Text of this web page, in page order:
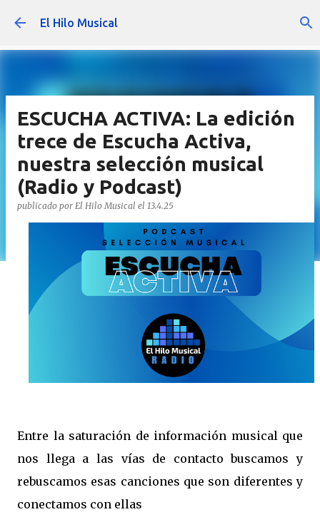
Ir al contenido principal
El Hilo Musical
ESCUCHA ACTIVA: La edición
trece de Escucha Activa,
nuestra selección musical
(Radio y Podcast)
publicado por El Hilo Musical el 13.4.25
Entre la saturación de información musical que
nos llega a las vías de contacto buscamos y
rebuscamos esas canciones que son diferentes y
conectamos con ellas